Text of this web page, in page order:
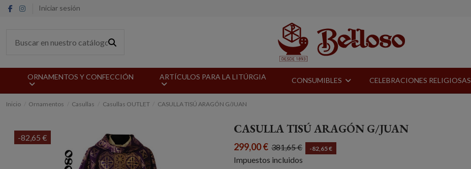
Iniciar sesión
ORNAMENTOS Y CONFECCIÓN ARTÍCULOS PARA LA LITÚRGIA CONSUMIBLES CELEBRACIONES RELIGIOSAS
Inicio Ornamentos Casullas Casullas OUTLET CASULLA TISÚ ARAGÓN G/JUAN
-82,65 €
CASULLA TISÚ ARAGÓN G/JUAN
299,00 € 381,65 € -82,65 €
Impuestos incluidos